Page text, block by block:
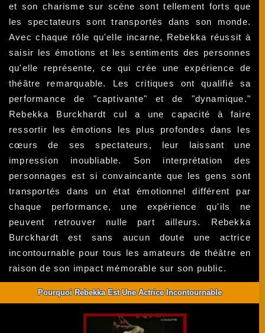
et son charisme sur scène sont tellement forts que
les spectateurs sont transportés dans son monde.
Avec chaque rôle qu'elle incarne, Rebekka réussit à
saisir les émotions et les sentiments des personnes
qu'elle représente, ce qui crée une expérience de
théâtre remarquable. Les critiques ont qualifié sa
performance de "captivante" et de "dynamique."
Rebekka Burckhardt cul a une capacité à faire
ressortir les émotions les plus profondes dans les
cœurs de ses spectateurs, leur laissant une
impression inoubliable. Son interprétation des
personnages est si convaincante que les gens sont
transportés dans un état émotionnel différent par
chaque performance, une expérience qu'ils ne
peuvent retrouver nulle part ailleurs. Rebekka
Burckhardt est sans aucun doute une actrice
incontournable pour tous les amateurs de théâtre en
raison de son impact mémorable sur son public.
Pourquoi Rebekka Est Une Actrice Incontournable